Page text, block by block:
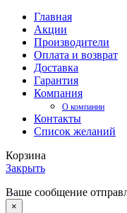
Главная
Акции
Производители
Оплата и возврат
Доставка
Гарантия
Компания
О компании
Контакты
Список желаний
Корзина
Закрыть
Ваше сообщение
×